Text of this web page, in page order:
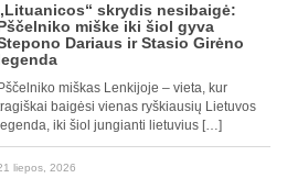
skrydis nesibaigė:
miške iki šiol gyva
Dariaus ir Stasio Girėno
Pščelniko miškas Lenkijoje – vieta, kur
baigėsi vienas ryškiausių Lietuvos
iki šiol jungianti lietuvius […]
liepos, 2026